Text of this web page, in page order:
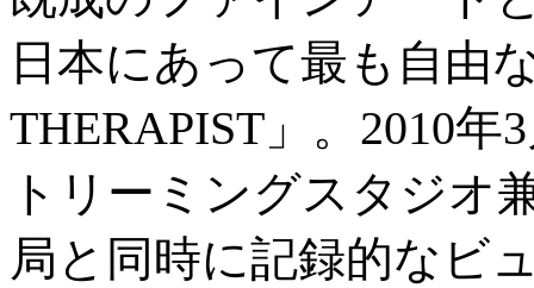
日本にあって最も自由
THERAPIST」。2010
トリーミングスタジオ
局と同時に記録的なビ